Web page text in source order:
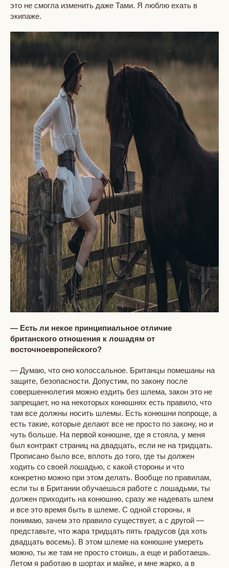
это не смогла изменить даже Тами. Я люблю ехать в
экипаже.
— Есть ли некое принципиальное отличие
британского отношения к лошадям от
восточноевропейского?
— Думаю, что оно колоссальное. Британцы помешаны на
защите, безопасности. Допустим, по закону после
совершеннолетия можно ездить без шлема, закон это не
запрещает, но на некоторых конюшнях есть правило, что
там все должны носить шлемы. Есть конюшни попроще, а
есть такие, которые делают все не просто по закону, но и
чуть больше. На первой конюшне, где я стояла, у меня
был контракт страниц на двадцать, если не на тридцать.
Прописано было все, вплоть до того, где ты должен
ходить со своей лошадью, с какой стороны и что
конкретно можно при этом делать. Вообще по правилам,
если ты в Британии обучаешься работе с лошадьми, ты
должен приходить на конюшню, сразу же надевать шлем
и все это время быть в шлеме. С одной стороны, я
понимаю, зачем это правило существует, а с другой —
представьте, что жара тридцать пять градусов (да хоть
двадцать восемь). В этом шлеме на конюшне умереть
можно, ты же там не просто стоишь, а еще и работаешь.
Летом я работаю в шортах и майке, и мне жарко, а в